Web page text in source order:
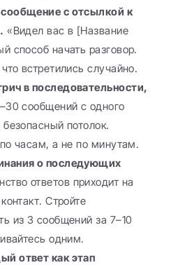
с отсылкой к
«Видел вас в [Название
способ начать разговор.
встретились случайно.
в последовательности,
сообщений с одного
потолок.
часам, а не по минутам.
о последующих
ответов приходит на
Стройте
из 3 сообщений за 7–10
одним.
ответ как этап